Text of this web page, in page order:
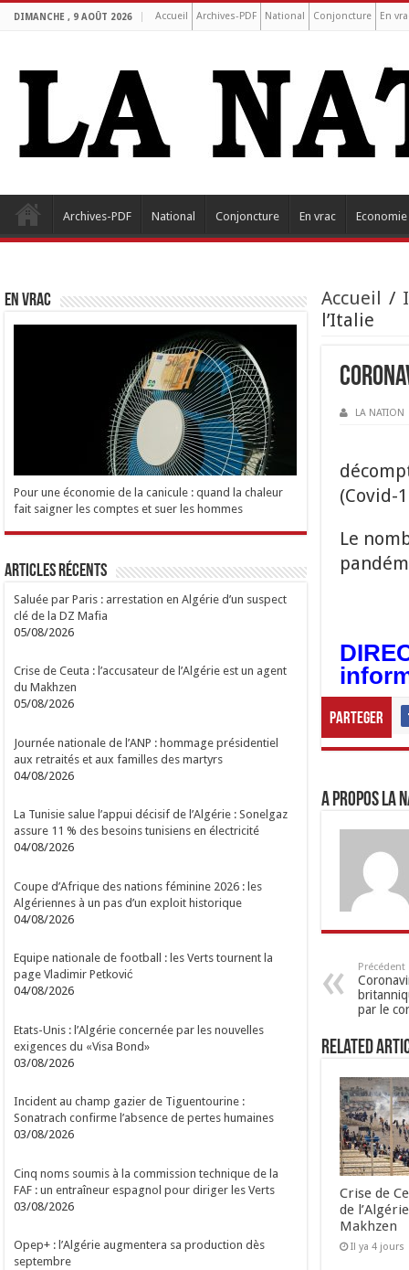
DIMANCHE , 9 AOÛT 2026 Accueil Archives-PDF National Conjoncture En
Archives-PDF National Conjoncture En vrac Economie
Accueil /
l’Italie
LA NATION
(Covid-
Le
Parteger
A propos LA
Précédent
par le
Related
Crise de
de
Makhzen
Il ya 4 jours
EN VRAC
Pour une économie de la canicule : quand la chaleur
fait saigner les comptes et suer les hommes
Articles Récents
Saluée par Paris : arrestation en Algérie d’un suspect
clé de la DZ Mafia
05/08/2026
Crise de Ceuta : l’accusateur de l’Algérie est un agent
du Makhzen
05/08/2026
Journée nationale de l’ANP : hommage présidentiel
aux retraités et aux familles des martyrs
04/08/2026
La Tunisie salue l’appui décisif de l’Algérie : Sonelgaz
assure 11 % des besoins tunisiens en électricité
04/08/2026
Coupe d’Afrique des nations féminine 2026 : les
Algériennes à un pas d’un exploit historique
04/08/2026
Equipe nationale de football : les Verts tournent la
page Vladimir Petković
04/08/2026
Etats-Unis : l’Algérie concernée par les nouvelles
exigences du «Visa Bond»
03/08/2026
Incident au champ gazier de Tiguentourine :
Sonatrach confirme l’absence de pertes humaines
03/08/2026
Cinq noms soumis à la commission technique de la
FAF : un entraîneur espagnol pour diriger les Verts
03/08/2026
Opep+ : l’Algérie augmentera sa production dès
septembre